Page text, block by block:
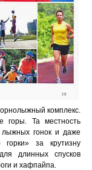
комплекс.
горы. Та местность
лыжных гонок и даже
горки» за крутизну
длинных спусков
и хафпайпа.